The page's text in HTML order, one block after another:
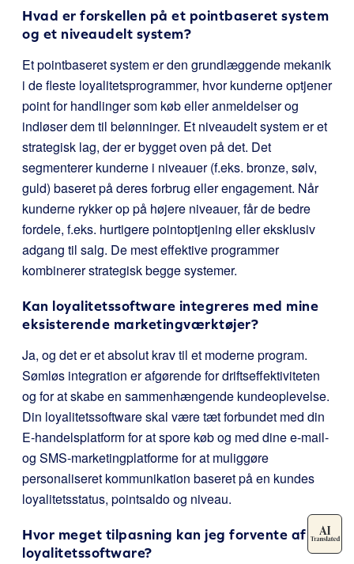
Hvad er forskellen på et pointbaseret system
og et niveaudelt system?
Et pointbaseret system er den grundlæggende mekanik
i de fleste loyalitetsprogrammer, hvor kunderne optjener
point for handlinger som køb eller anmeldelser og
indløser dem til belønninger. Et niveaudelt system er et
strategisk lag, der er bygget oven på det. Det
segmenterer kunderne i niveauer (f.eks. bronze, sølv,
guld) baseret på deres forbrug eller engagement. Når
kunderne rykker op på højere niveauer, får de bedre
fordele, f.eks. hurtigere pointoptjening eller eksklusiv
adgang til salg. De mest effektive programmer
kombinerer strategisk begge systemer.
Kan loyalitetssoftware integreres med mine
eksisterende marketingværktøjer?
Ja, og det er et absolut krav til et moderne program.
Sømløs integration er afgørende for driftseffektiviteten
og for at skabe en sammenhængende kundeoplevelse.
Din loyalitetssoftware skal være tæt forbundet med din
E-handelsplatform for at spore køb og med dine e-mail-
og SMS-marketingplatforme for at muliggøre
personaliseret kommunikation baseret på en kundes
loyalitetsstatus, pointsaldo og niveau.
Hvor meget tilpasning kan jeg forvente af
loyalitetssoftware?